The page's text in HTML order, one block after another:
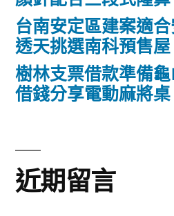
台南安定區建案適
透天挑選南科預售屋
樹林支票借款準備
借錢分享電動麻將桌
近期留言